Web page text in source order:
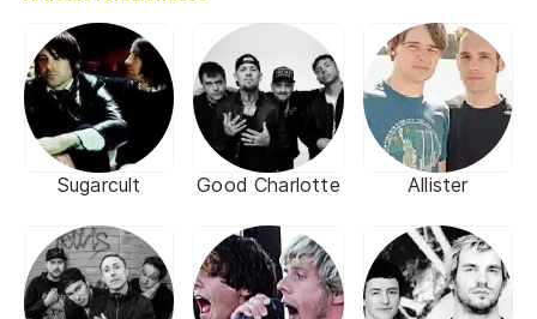
Sugarcult Good Charlotte Allister